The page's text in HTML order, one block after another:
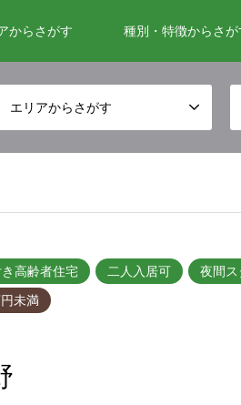
からさがす 種別・特徴からさが
エリアからさがす
高齢者住宅 二人入居可
夜間ス
未満